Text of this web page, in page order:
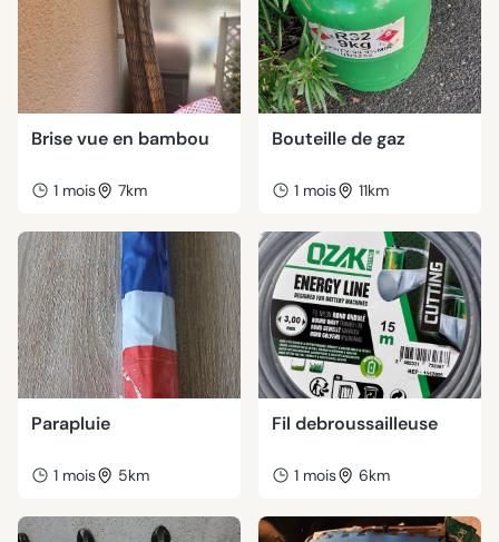
Brise vue en bambou
1 mois 7km
Bouteille de gaz
1 mois 11km
Parapluie
1 mois 5km
Fil debroussailleuse
1 mois 6km